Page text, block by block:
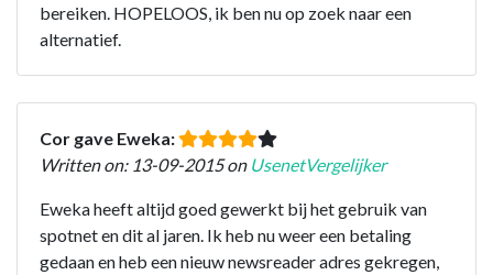
bereiken. HOPELOOS, ik ben nu op zoek naar een
alternatief.
Cor gave Eweka:
Written on: 13-09-2015 on UsenetVergelijker
Eweka heeft altijd goed gewerkt bij het gebruik van
spotnet en dit al jaren. Ik heb nu weer een betaling
gedaan en heb een nieuw newsreader adres gekregen,